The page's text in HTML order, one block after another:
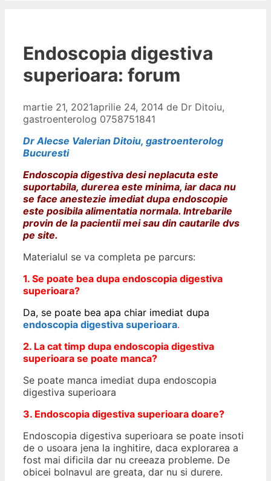
Endoscopia digestiva
superioara: forum
martie 21, 2021aprilie 24, 2014 de Dr Ditoiu,
gastroenterolog 0758751841
Dr Alecse Valerian Ditoiu, gastroenterolog
Bucuresti
Endoscopia digestiva desi neplacuta este
suportabila, durerea este minima, iar daca nu
se face anestezie imediat dupa endoscopie
este posibila alimentatia normala. Intrebarile
provin de la pacientii mei sau din cautarile dvs
pe site.
Materialul se va completa pe parcurs:
1. Se poate bea dupa endoscopia digestiva
superioara?
Da, se poate bea apa chiar imediat dupa
endoscopia digestiva superioara.
2. La cat timp dupa endoscopia digestiva
superioara se poate manca?
Se poate manca imediat dupa endoscopia
digestiva superioara
3. Endoscopia digestiva superioara doare?
Endoscopia digestiva superioara se poate insoti
de o usoara jena la inghitire, daca explorarea a
fost mai dificila dar nu creeaza probleme. De
obicei bolnavul are greata, dar nu si durere.